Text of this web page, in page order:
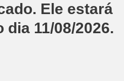
Ele estará
11/08/2026.